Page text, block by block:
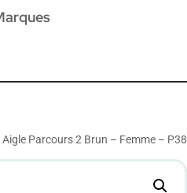
Parcours 2 Brun – Femme – P38